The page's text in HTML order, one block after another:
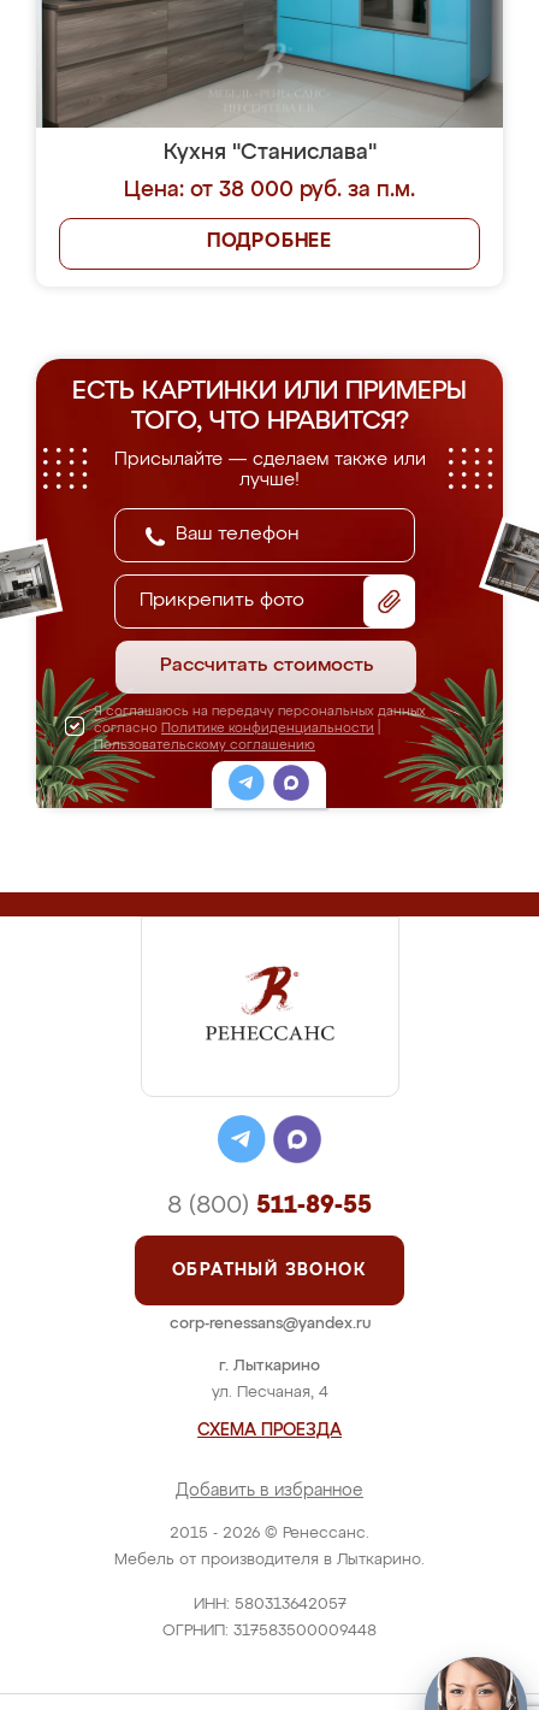
Кухня "Станислава"
Цена: от 38 000 руб. за п.м.
ПОДРОБНЕЕ
ЕСТЬ КАРТИНКИ ИЛИ ПРИМЕРЫ
ТОГО, ЧТО НРАВИТСЯ?
Присылайте — сделаем также или
лучше!
Прикрепить фото
Рассчитать стоимость
Я соглашаюсь на передачу персональных данных
согласно Политике конфиденциальности
Пользовательскому соглашению
2015 - 2026 © Ренессанс.
Мебель от производителя в Лыткарино.
ИНН: 580313642057
ОГРНИП: 317583500009448
г. Лыткарино
ул. Песчаная, 4
СХЕМА ПРОЕЗДА
Добавить в избранное
8 (800) 511-89-55
ОБРАТНЫЙ ЗВОНОК
corp-renessans@yandex.ru